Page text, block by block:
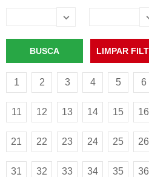
1 2 3 4 5 6
11 12 13 14 15 16
21 22 23 24 25 26
31 32 33 34 35 36